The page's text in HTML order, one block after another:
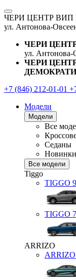
ЧЕРИ ЦЕНТР
ул. Антонова-
ЧЕРИ
ул. Антонова-
ЧЕРИ
+7 (846) 212-01-01
Модели
Модели
Все
Седаны
Новинки
Все модели
Tiggo
TIGGO 9
TIGGO
ARRIZO